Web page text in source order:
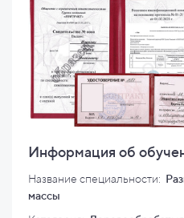
Информация об
Название специальности:
массы